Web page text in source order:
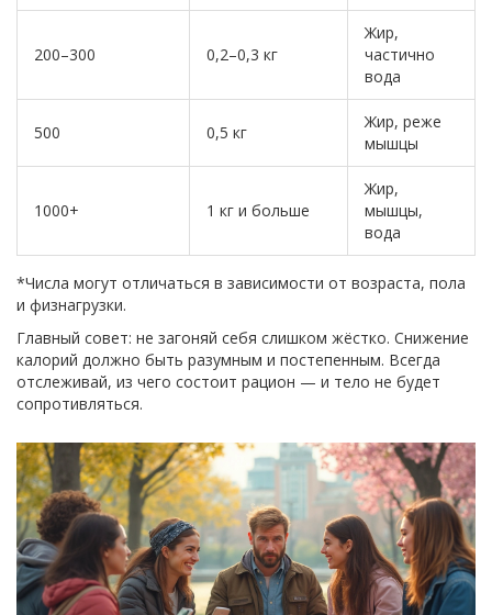
200–300 0,2–0,3 кг
Жир,
частично
вода
500 0,5 кг
Жир, реже
мышцы
1000+ 1 кг и больше
Жир,
мышцы,
вода
*Числа могут отличаться в зависимости от возраста, пола
и физнагрузки.
Главный совет: не загоняй себя слишком жёстко. Снижение
калорий должно быть разумным и постепенным. Всегда
отслеживай, из чего состоит рацион — и тело не будет
сопротивляться.